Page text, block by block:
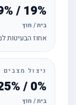
19% / 29%
בית / חוץ
אחוז הבעיטות
ניצול מצבים
0% / 25%
בית / חוץ